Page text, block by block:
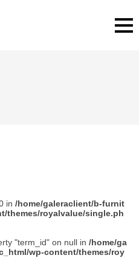
in /home/galeraclient/b-furnit
themes/royalvalue/single.ph
"term_id" on null in /home/ga
wp-content/themes/roy